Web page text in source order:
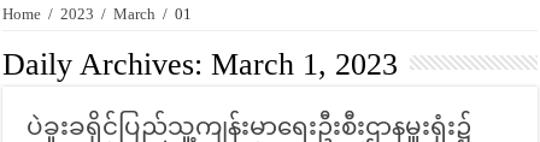
Home / 2023 / March / 01
Daily Archives:March 1, 2023
ပဲခူးခရိုင်ပြည်သူ့ကျန်းမာရေးဦးစီးဌာနမှူးရုံး၌